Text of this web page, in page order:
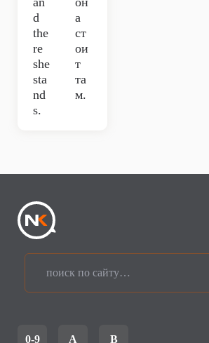
d
the
re
she
sta
nd
s.
а
ст
ои
т
та
м.
0-9 A B